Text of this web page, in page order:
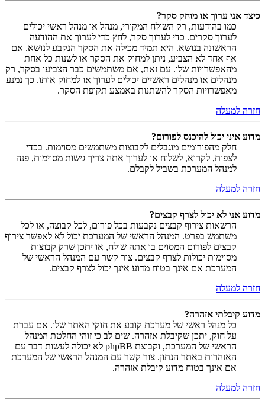
כיצד אני ערוך או מוחק סקר?
כמו בהודעות, רק השולח המקורי, מנהל או מנהל ראשי יכולים
לערוך סקרים. כדי לערוך סקר, לחץ כדי לערוך את ההודעה
הראשונה בנושא. היא תמיד מכילה את הסקר הנקבע לנושא. אם
אף אחד לא הצביע, ניתן למחוק את הסקר או לשנות כל אחת
מהאפשרויות שלו. עם זאת, אם משתמשים כבר הצביעו בסקר, רק
מנהלים או מנהלים ראשיים יכולים לערוך או למחוק אותו. כך נמנע
מאפשרויות הסקר להשתנות באמצע תקופת הסקר.
חזרה למעלה
מדוע איני יכול להיכנס לפורום?
חלק מהפורומים מוגבלים לקבוצות משתמשים מסוימות. בכדי
לצפות, לקרוא, לשלוח או לערוך אתה צריך גישות מסוימות, פנה
למנהל המערכת בשביל לקבלם.
חזרה למעלה
מדוע אני לא יכול לצרף קבצים?
הרשאות צירוף קבצים נקבעות בכל פורום, לכל קבוצה, או לכל
משתמש בפרט. המנהל הראשי של המערכת יכול לא לאפשר צירוף
קבצים לפורום המסוים בו אתה שולח, או יתכן שרק קבוצות
מסוימות יכולות לצרף קבצים. צור קשר עם המנהל הראשי של
המערכת אם אינך בטוח מדוע אינך יכול לצרף קבצים.
חזרה למעלה
מדוע קיבלתי אזהרה?
כל מנהל ראשי של מערכת קובע את חוקי האתר שלו. אם עברת
על חוק, יתכן שקיבלת אזהרה. שים לב כי זוהי החלטת המנהל
הראשי של המערכת, וקבוצת phpBB לא יכולה לעשות דבר עם
האזהרות באתר הנתון. צור קשר עם המנהל הראשי של המערכת
אם אינך בטוח מדוע קיבלת אזהרה.
חזרה למעלה